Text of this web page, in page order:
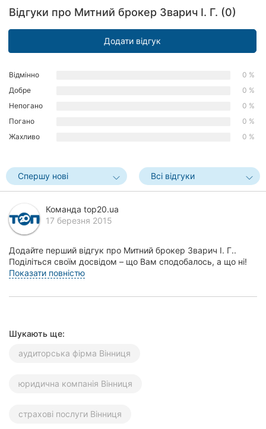
Запоріжжя
Львів
Кривий
Ріг
Миколаїв
Полтава
Чернігів
Черкаси
Чернівці
Відгуки про Митний брокер Зварич І. Г. (0)
Додати відгук
Відмінно
0 %
Добре
0 %
Непогано
0 %
Погано
0 %
Жахливо
0 %
Спершу нові Всі відгуки
Команда top20.ua
17 березня 2015
Додайте перший відгук про Митний брокер Зварич І. Г..
Поділіться своїм досвідом – що Вам сподобалось, а що ні!
Це допоможе іншим жителям Вінниці зроби...
Показати повністю
Шукають ще:
аудиторська фірма Вінниця
юридична компанія Вінниця
страхові послуги Вінниця